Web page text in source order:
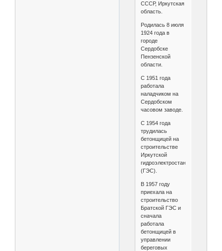
СССР, Иркутская
область.
Родилась 8 июля
1924 года в
городе
Сердобске
Пензенской
области.
С 1951 года
работала
наладчиком на
Сердобском
часовом заводе.
С 1954 года
трудилась
бетонщицей на
строительстве
Иркутской
гидроэлектростанции
(ГЭС).
В 1957 году
приехала на
строительство
Братской ГЭС и
сначала
работала
бетонщицей в
управлении
береговых